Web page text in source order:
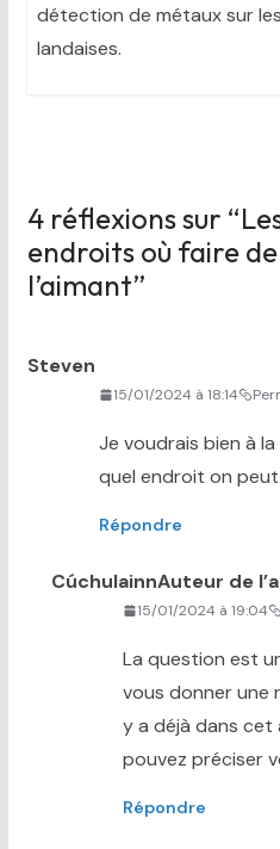
détection de métaux sur
landaises.
4 réflexions sur “
endroits où faire
l’aimant”
Steven
15/01/2024 à 18:14
Je voudrais bien à
quel endroit on peut
Répondre
CúchulainnAuteur de
15/01/2024 à 19:04
La question est
vous donner une
y a déjà dans cet
pouvez préciser
Répondre